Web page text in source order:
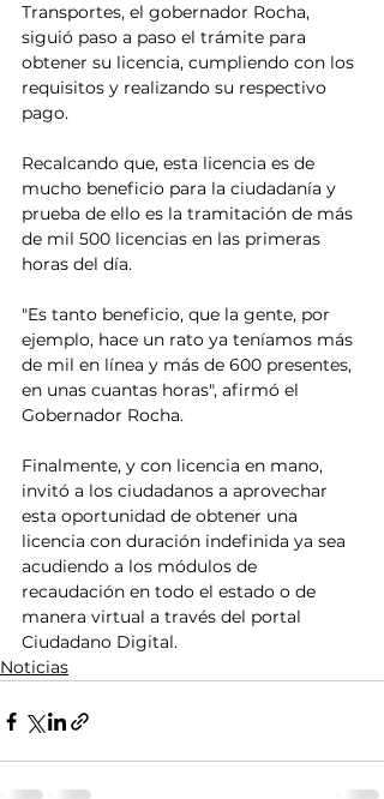
Transportes, el gobernador Rocha,
siguió paso a paso el trámite para
obtener su licencia, cumpliendo con los
requisitos y realizando su respectivo
pago.
Recalcando que, esta licencia es de
mucho beneficio para la ciudadanía y
prueba de ello es la tramitación de más
de mil 500 licencias en las primeras
horas del día.
"Es tanto beneficio, que la gente, por
ejemplo, hace un rato ya teníamos más
de mil en línea y más de 600 presentes,
en unas cuantas horas", afirmó el
Gobernador Rocha.
Finalmente, y con licencia en mano,
invitó a los ciudadanos a aprovechar
esta oportunidad de obtener una
licencia con duración indefinida ya sea
acudiendo a los módulos de
recaudación en todo el estado o de
manera virtual a través del portal
Ciudadano Digital.
Noticias